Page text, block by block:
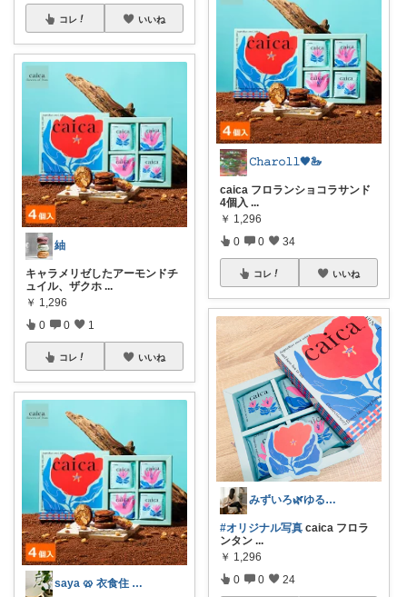
コレ いいね
紬
キャラメリゼしたアーモンドチ
ュイル、ザクホ ...
￥ 1,296
0 0 1
コレ いいね
saya 🥨 衣食住 心地よい暮らし
𝙲𝚑𝚊𝚛𝚘𝚕𝚕🖤🦢
caica フロランショコラサンド
4個入 ...
￥ 1,296
0 0 34
コレ いいね
みずいろ🌿ゆるミニマリストの暮らし
#オリジナル写真 caica フロラ
ンタン ...
￥ 1,296
0 0 24